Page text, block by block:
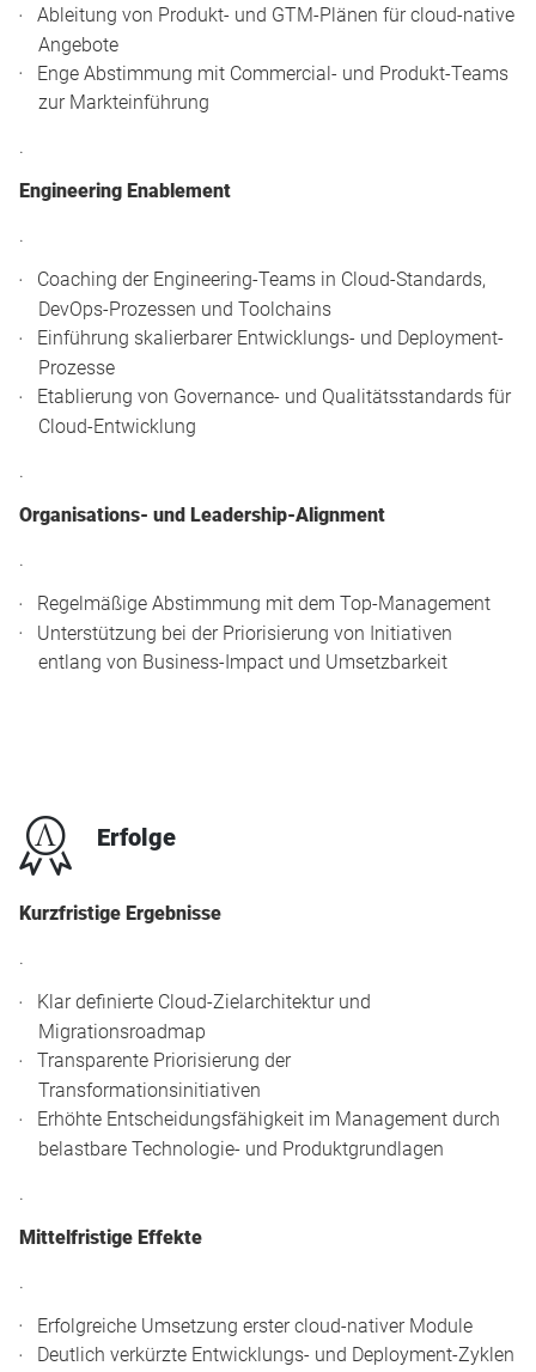
Ableitung von Produkt- und GTM-Plänen für cloud-native
Angebote
Enge Abstimmung mit Commercial- und Produkt-Teams
zur Markteinführung
.
Engineering Enablement
.
Coaching der Engineering-Teams in Cloud-Standards,
DevOps-Prozessen und Toolchains
Einführung skalierbarer Entwicklungs- und Deployment-
Prozesse
Etablierung von Governance- und Qualitätsstandards für
Cloud-Entwicklung
.
Organisations- und Leadership-Alignment
.
Regelmäßige Abstimmung mit dem Top-Management
Unterstützung bei der Priorisierung von Initiativen
entlang von Business-Impact und Umsetzbarkeit
x Erfolge
Kurzfristige Ergebnisse
.
Klar definierte Cloud-Zielarchitektur und
Migrationsroadmap
Transparente Priorisierung der
Transformationsinitiativen
Erhöhte Entscheidungsfähigkeit im Management durch
belastbare Technologie- und Produktgrundlagen
.
Mittelfristige Effekte
.
Erfolgreiche Umsetzung erster cloud-nativer Module
Deutlich verkürzte Entwicklungs- und Deployment-Zyklen